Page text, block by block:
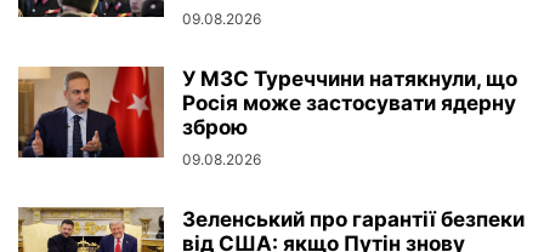
09.08.2026
У МЗС Туреччини натякнули, що
Росія може застосувати ядерну
зброю
09.08.2026
Зеленський про гарантії безпеки
від США: якщо Путін знову